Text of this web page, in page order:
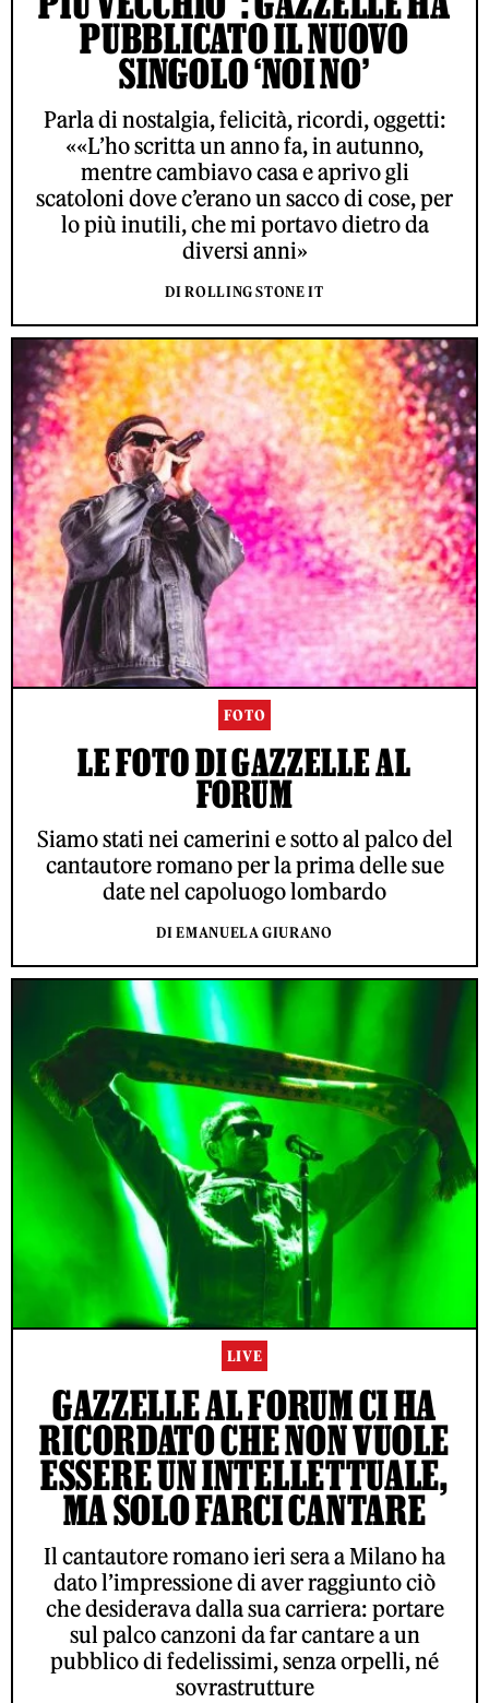
PUBBLICATO IL NUOVO
SINGOLO ‘NOI NO’
Parla di nostalgia, felicità, ricordi, oggetti:
««L’ho scritta un anno fa, in autunno,
mentre cambiavo casa e aprivo gli
scatoloni dove c’erano un sacco di cose, per
lo più inutili, che mi portavo dietro da
diversi anni»
DI ROLLING STONE IT
FOTO
LE FOTO DI GAZZELLE AL
FORUM
Siamo stati nei camerini e sotto al palco del
cantautore romano per la prima delle sue
date nel capoluogo lombardo
DI EMANUELA GIURANO
LIVE
GAZZELLE AL FORUM CI HA
RICORDATO CHE NON VUOLE
ESSERE UN INTELLETTUALE,
MA SOLO FARCI CANTARE
Il cantautore romano ieri sera a Milano ha
dato l’impressione di aver raggiunto ciò
che desiderava dalla sua carriera: portare
sul palco canzoni da far cantare a un
pubblico di fedelissimi, senza orpelli, né
sovrastrutture